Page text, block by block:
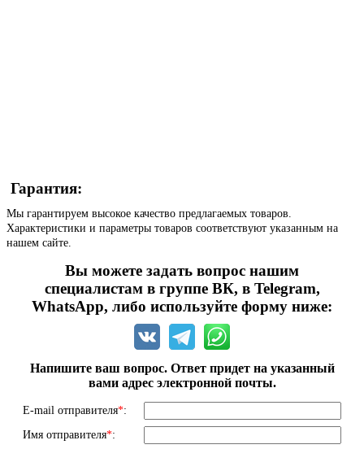
Гарантия:
Мы гарантируем высокое качество предлагаемых товаров.
Характеристики и параметры товаров соответствуют указанным на
нашем сайте.
Вы можете задать вопрос нашим
специалистам в группе ВК, в Telegram,
WhatsApp, либо используйте форму ниже:
Напишите ваш вопрос. Ответ придет на указанный
вами адрес электронной почты.
E-mail отправителя*:
Имя отправителя*: